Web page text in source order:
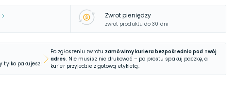
Zwrot pieniędzy
zwrot produktu do 30 dni
tylko pakujesz!
Po zgłoszeniu zwrotu zamówimy kuriera bezpośrednio pod Twój
adres. Nie musisz nic drukować – po prostu spakuj paczkę, a
kurier przyjedzie z gotową etykietą.